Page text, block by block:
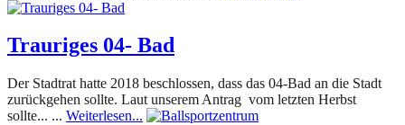
Trauriges 04- Bad
Der Stadtrat hatte 2018 beschlossen, dass das 04-Bad an die Stadt
zurückgehen sollte. Laut unserem Antrag vom letzten Herbst
sollte... ... Weiterlesen...